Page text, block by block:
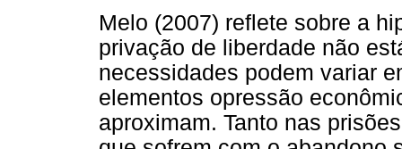
Melo (2007) reflete sobre a
privação de liberdade não
necessidades podem variar
elementos opressão
aproximam. Tanto nas